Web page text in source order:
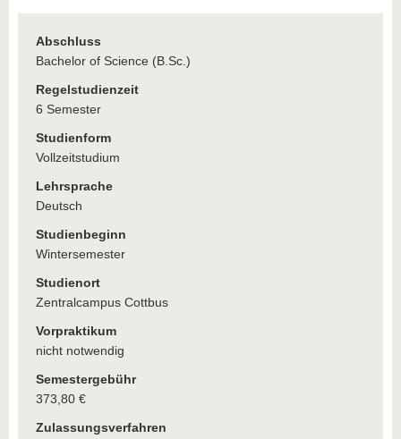
Abschluss
Bachelor of Science (B.Sc.)
Regelstudienzeit
6 Semester
Studienform
Vollzeitstudium
Lehrsprache
Deutsch
Studienbeginn
Wintersemester
Studienort
Zentralcampus Cottbus
Vorpraktikum
nicht notwendig
Semestergebühr
373,80 €
Zulassungsverfahren